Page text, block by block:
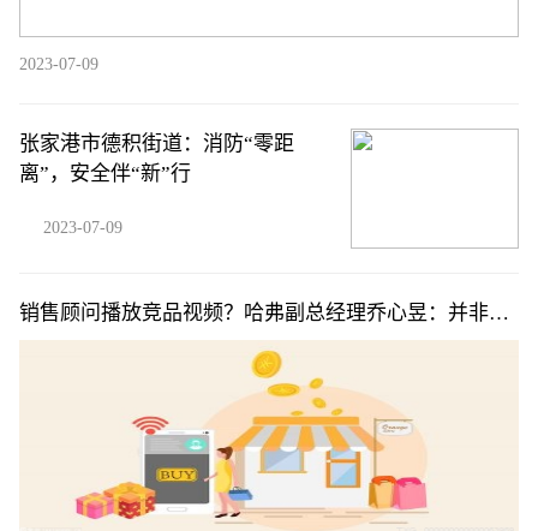
2023-07-09
张家港市德积街道：消防“零距
离”，安全伴“新”行
2023-07-09
销售顾问播放竞品视频？哈弗副总经理乔心昱：并非系
统性销售行为